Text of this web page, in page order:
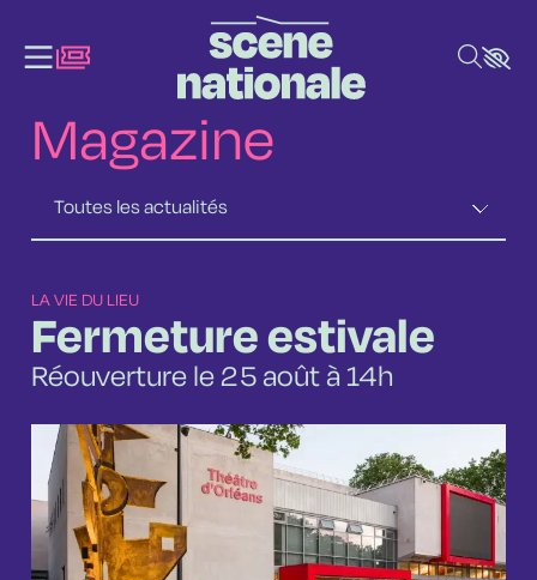
Magazine
LA VIE DU LIEU
Fermeture estivale
Réouverture le 25 août à 14h